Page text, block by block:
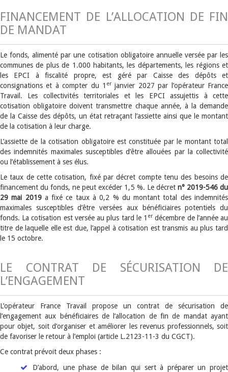
FINANCEMENT DE L’ALLOCATION DE FIN
DE MANDAT
Le fonds, alimenté par une cotisation obligatoire annuelle versée par les
communes de plus de 1.000 habitants, les départements, les régions et
les EPCI à fiscalité propre, est géré par Caisse des dépôts et
consignations et à compter du 1 er janvier 2027 par l’opérateur France
Travail. Les collectivités territoriales et les EPCI assujettis à cette
cotisation obligatoire doivent transmettre chaque année, à la demande
de la Caisse des dépôts, un état retraçant l’assiette ainsi que le montant
de la cotisation à leur charge.
L’assiette de la cotisation obligatoire est constituée par le montant total
des indemnités maximales susceptibles d’être allouées par la collectivité
ou l’établissement à ses élus.
Le taux de cette cotisation, fixé par décret compte tenu des besoins de
financement du fonds, ne peut excéder 1,5 %. Le décret n° 2019-546 du
29 mai 2019a fixé ce taux à 0,2 % du montant total des indemnités
maximales susceptibles d’être versées aux bénéficiaires potentiels du
fonds. La cotisation est versée au plus tard le 1 er décembre de l’année au
titre de laquelle elle est due, l’appel à cotisation est transmis au plus tard
le 15 octobre.
LE CONTRAT DE SÉCURISATION DE
L’ENGAGEMENT
L’opérateur France Travail propose un contrat de sécurisation de
l’engagement aux bénéficiaires de l’allocation de fin de mandat ayant
pour objet, soit d’organiser et améliorer les revenus professionnels, soit
de favoriser le retour à l’emploi (article L.2123-11-3 du CGCT).
Ce contrat prévoit deux phases :
D’abord, une phase de bilan qui sert à préparer un projet